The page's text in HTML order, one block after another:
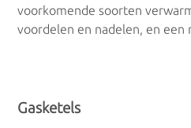
Lucht lucht warmtepomp
Water water warmtepomp
voorkomende soorten
voordelen en nadelen, en een
Gasketels